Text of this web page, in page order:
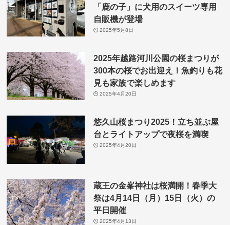
「鹿の子」に犬用のスイーツ専用
自販機が登場
2025年5月8日
2025年越路河川公園の桜まつりが
300本の桜でお出迎え！魚釣りも花
見も家族で楽しめます
2025年4月20日
悠久山桜まつり2025！立ち並ぶ屋
台とライトアップで夜桜を満喫
2025年4月20日
蔵王の金峯神社は桜満開！春季大
祭は4月14日（月）15日（火）の
平日開催
2025年4月13日